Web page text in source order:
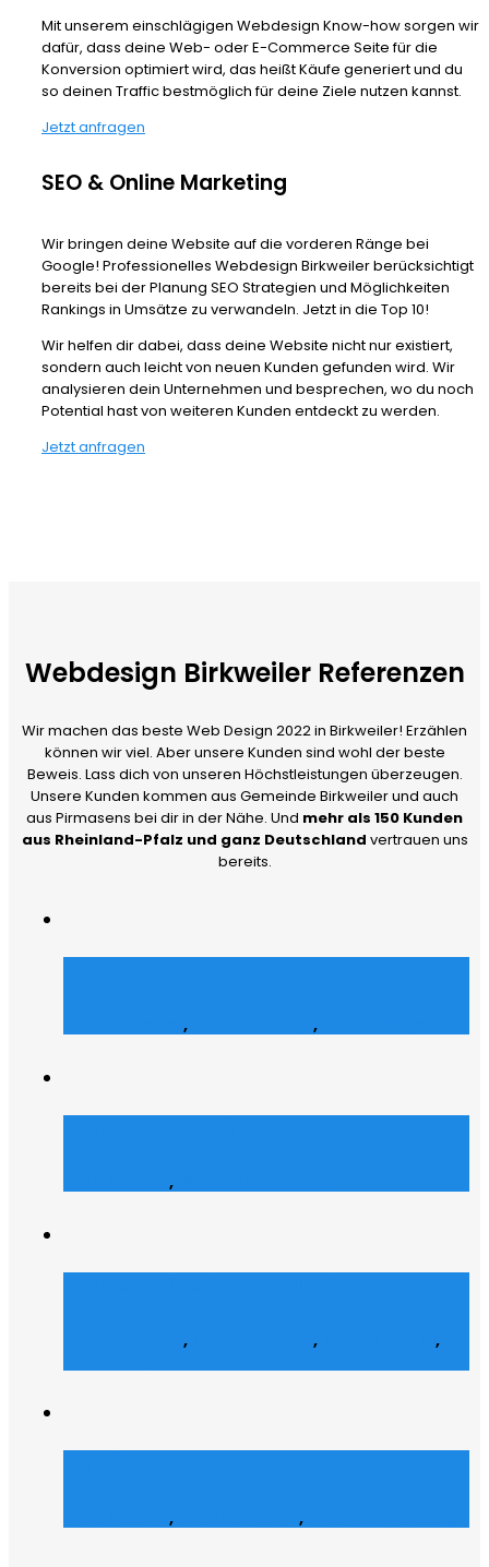
Mit unserem einschlägigen Webdesign Know-how sorgen wir
dafür, dass deine Web- oder E-Commerce Seite für die
Konversion optimiert wird, das heißt Käufe generiert und du
so deinen Traffic bestmöglich für deine Ziele nutzen kannst.
Jetzt anfragen
SEO & Online Marketing
Wir bringen deine Website auf die vorderen Ränge bei
Google! Professionelles Webdesign Birkweiler berücksichtigt
bereits bei der Planung SEO Strategien und Möglichkeiten
Rankings in Umsätze zu verwandeln. Jetzt in die Top 10!
Wir helfen dir dabei, dass deine Website nicht nur existiert,
sondern auch leicht von neuen Kunden gefunden wird. Wir
analysieren dein Unternehmen und besprechen, wo du noch
Potential hast von weiteren Kunden entdeckt zu werden.
Jetzt anfragen
Webdesign Birkweiler Referenzen
Wir machen das beste Web Design 2022 in Birkweiler! Erzählen
können wir viel. Aber unsere Kunden sind wohl der beste
Beweis. Lass dich von unseren Höchstleistungen überzeugen.
Unsere Kunden kommen aus Gemeinde Birkweiler und auch
aus Pirmasens bei dir in der Nähe. Und mehr als 150 Kunden
aus Rheinland-Pfalz und ganz Deutschland vertrauen uns
bereits.
, ,
,
, ,
,
, ,